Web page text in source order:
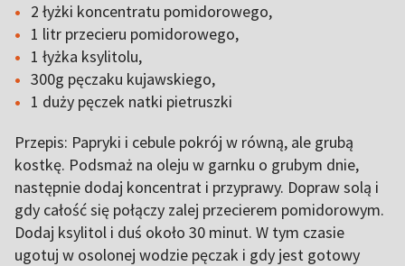
2 łyżki koncentratu pomidorowego,
1 litr przecieru pomidorowego,
1 łyżka ksylitolu,
300g pęczaku kujawskiego,
1 duży pęczek natki pietruszki
Przepis: Papryki i cebule pokrój w równą, ale grubą
kostkę. Podsmaż na oleju w garnku o grubym dnie,
następnie dodaj koncentrat i przyprawy. Dopraw solą i
gdy całość się połączy zalej przecierem pomidorowym.
Dodaj ksylitol i duś około 30 minut. W tym czasie
ugotuj w osolonej wodzie pęczak i gdy jest gotowy